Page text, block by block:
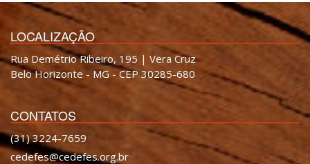
LOCALIZAÇÃO
Rua Demétrio Ribeiro, 195 | Vera Cruz
Belo Horizonte - MG - CEP 30285-680
CONTATOS
(31) 3224-7659
cedefes@cedefes.org.br